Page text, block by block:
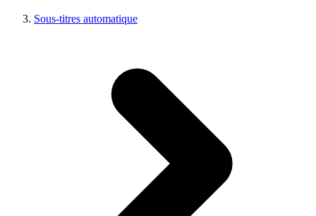
Sous-titres automatique